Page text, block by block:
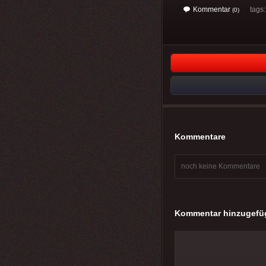
Kommentar (0)
Kommentare
noch keine Kommentare
Kommentar